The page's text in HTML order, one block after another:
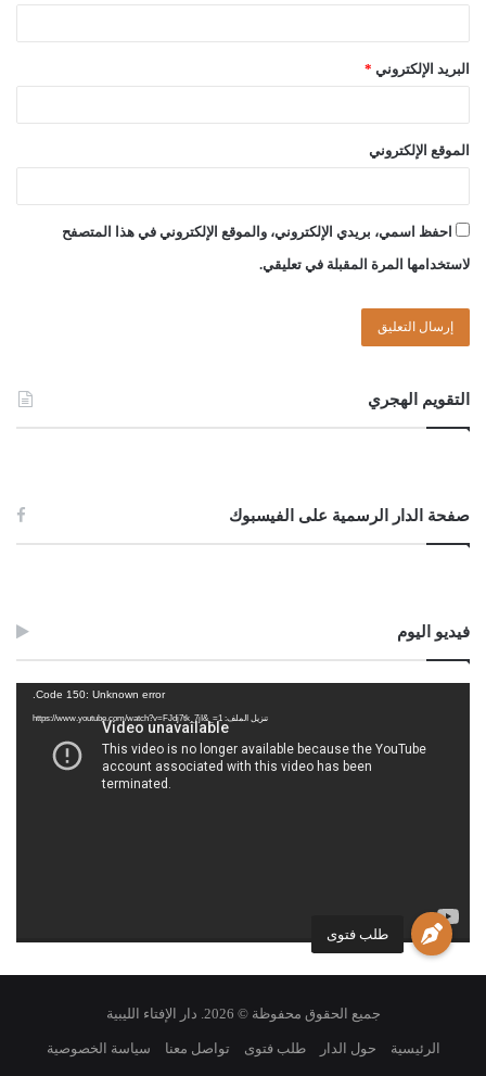
طلب فتوى
البريد الإلكتروني *
الموقع الإلكتروني
احفظ اسمي، بريدي الإلكتروني، والموقع الإلكتروني في هذا المتصفح
لاستخدامها المرة المقبلة في تعليقي.
التقويم الهجري
صفحة الدار الرسمية على الفيسبوك
فيديو اليوم
Code 150: Unknown error.
تنزيل الملف: https://www.youtube.com/watch?v=FJdj7tk_7jI&_=1
جميع الحقوق محفوظة © 2026. دار الإفتاء الليبية
الرئيسية حول الدار طلب فتوى تواصل معنا سياسة الخصوصية